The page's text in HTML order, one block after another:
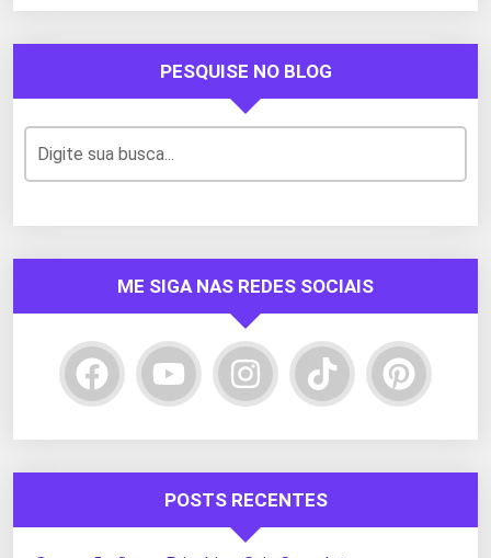
PESQUISE NO BLOG
ME SIGA NAS REDES SOCIAIS
POSTS RECENTES